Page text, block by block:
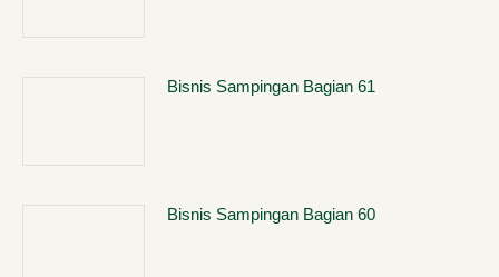
Bisnis Sampingan Bagian 61
Bisnis Sampingan Bagian 60